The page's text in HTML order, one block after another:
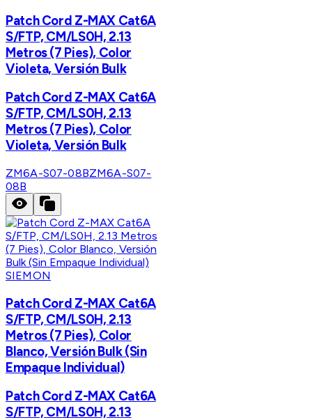
Patch Cord Z-MAX Cat6A
S/FTP, CM/LS0H, 2.13
Metros (7 Pies), Color
Violeta, Versión Bulk
Patch Cord Z-MAX Cat6A
S/FTP, CM/LS0H, 2.13
Metros (7 Pies), Color
Violeta, Versión Bulk
ZM6A-S07-08BZM6A-S07-
08B
SIEMON
Patch Cord Z-MAX Cat6A
S/FTP, CM/LS0H, 2.13
Metros (7 Pies), Color
Blanco, Versión Bulk (Sin
Empaque Individual)
Patch Cord Z-MAX Cat6A
S/FTP, CM/LS0H, 2.13